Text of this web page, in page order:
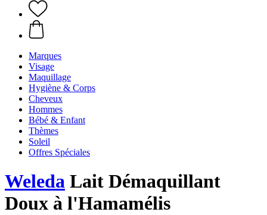
Marques
Visage
Maquillage
Hygiène & Corps
Cheveux
Hommes
Bébé & Enfant
Thèmes
Soleil
Offres Spéciales
Weleda Lait Démaquillant
Doux à l'Hamamélis